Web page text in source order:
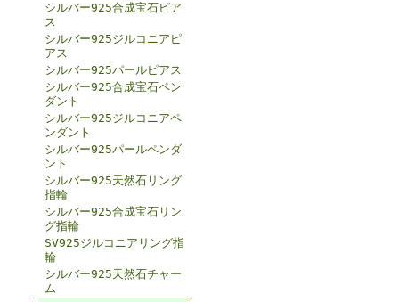
シルバー925合成宝石ピア
ス
シルバー925ジルコニアピ
アス
シルバー925パールピアス
シルバー925合成宝石ペン
ダント
シルバー925ジルコニアペ
ンダント
シルバー925パールペンダ
ント
シルバー925天然石リング
指輪
シルバー925合成宝石リン
グ指輪
SV925ジルコニアリング指
輪
シルバー925天然石チャー
ム